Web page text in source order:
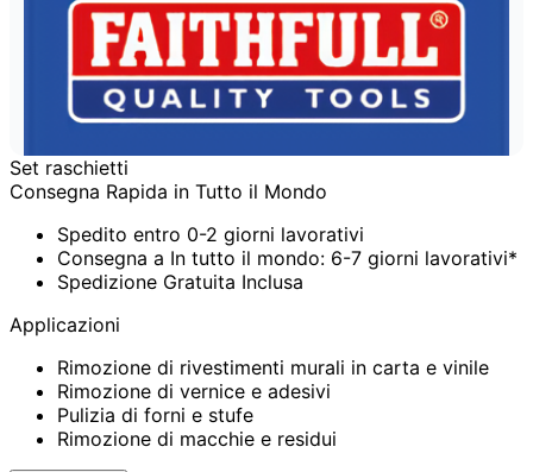
Set raschietti
Consegna Rapida in Tutto il Mondo
Spedito entro 0-2 giorni lavorativi
Consegna a In tutto il mondo: 6-7 giorni lavorativi*
Spedizione Gratuita Inclusa
Applicazioni
Rimozione di rivestimenti murali in carta e vinile
Rimozione di vernice e adesivi
Pulizia di forni e stufe
Rimozione di macchie e residui